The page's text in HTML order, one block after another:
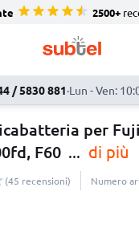
2500+
/ 5830 881·Lun - Ven:
per
F60 ... di più
(45 recensioni) Numero